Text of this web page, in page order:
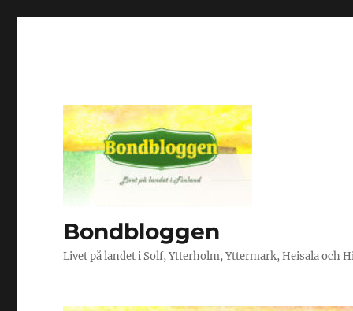
Bondbloggen
Livet på landet i Solf, Ytterholm, Yttermark, Heisala och